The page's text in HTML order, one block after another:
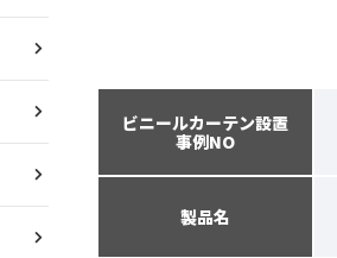
ビニールカーテン設置
事例NO
製品名